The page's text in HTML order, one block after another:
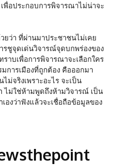
พื่อประกอบการพิจารณาไม่น่าจะ
ว่า ที่ผ่านมาประชาชนไม่เคย
รชูจุดเด่นวิจารณ์จุดบกพร่องของ
าบเพื่อการพิจารณาจะเลือกใคร
การเมืองที่ถูกต้อง คือออกมา
ม่จริงเพราะอะไร จะเป็น
ไม่ใช่ห้ามพูดถึงห้ามวิจารณ์ เป็น
องว่าฟังแล้วจะเชื่อถือข้อมูลของ